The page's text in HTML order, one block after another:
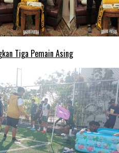
Tiga Pemain Asing